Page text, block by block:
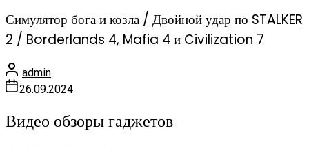
Симулятор бога и козла / Двойной удар по STALKER
2 / Borderlands 4, Mafia 4 и Civilization 7
admin
26.09.2024
Видео обзоры гаджетов